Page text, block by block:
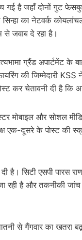
गई है जहाँ दोनों गुट
का नेटवर्क
जवाब दे रहा है।
ग्रैंड अपार्टमेंट
की जिम्मेदारी
कर चेतावनी दी है कि
और सोशल
एक-दूसरे के पोस्ट की
सिटी एसपी पारस
रही है और तकनीकी जांच
से गैंगवार का